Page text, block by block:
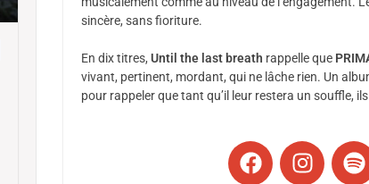
sincère, sans fioriture.
En dix titres, Until the last breath rappelle que
vivant, pertinent, mordant, qui ne lâche rien. Un
pour rappeler que tant qu’il leur restera un souffle,